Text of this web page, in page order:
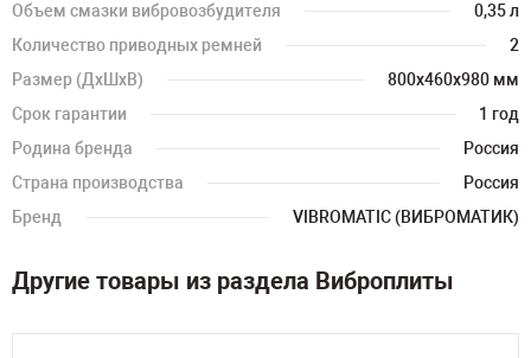
Объем смазки вибровозбудителя
0,35 л
Количество приводных ремней
2
Размер (ДхШхВ)
800х460х980 мм
Срок гарантии
1 год
Родина бренда
Россия
Страна производства
Россия
Бренд
VIBROMATIC (ВИБРОМАТИК)
Другие товары из раздела Виброплиты